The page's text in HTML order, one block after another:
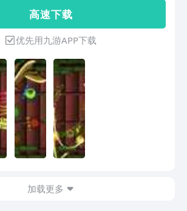
割带来甜蜜的乐趣！而且它是免费的! 切
水果达人,让你性感的手指享受美味的果
汁! 想成为切水果的大师级人物吗？切水
果达人，让你无时无刻享受切水果快感！
水果切片是安卓市场上最好的刀! *最好
的性能,能运行在各种CPU的手机上。*应
用规模非常小而游戏质量非常高。
*********************************
*************由于完美版需要权限设
置，可能导致部分手机用户提示使用权限
过多，但我们保证决不危害游戏玩家！只
高 速 下 载
优先用九游APP下载
加载更多